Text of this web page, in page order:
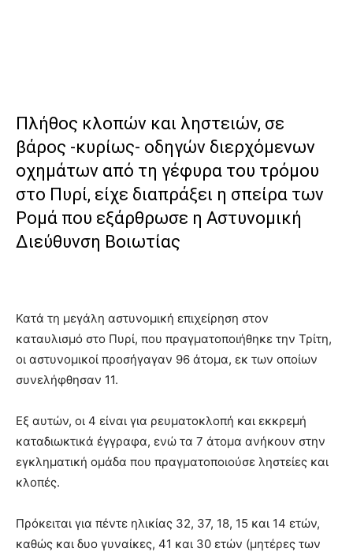
Πλήθος κλοπών και ληστειών, σε
βάρος -κυρίως- οδηγών διερχόμενων
οχημάτων από τη γέφυρα του τρόμου
στο Πυρί, είχε διαπράξει η σπείρα των
Ρομά που εξάρθρωσε η Αστυνομική
Διεύθυνση Βοιωτίας
Κατά τη μεγάλη αστυνομική επιχείρηση στον
καταυλισμό στο Πυρί, που πραγματοποιήθηκε την Τρίτη,
οι αστυνομικοί προσήγαγαν 96 άτομα, εκ των οποίων
συνελήφθησαν 11.
Εξ αυτών, οι 4 είναι για ρευματοκλοπή και εκκρεμή
καταδιωκτικά έγγραφα, ενώ τα 7 άτομα ανήκουν στην
εγκληματική ομάδα που πραγματοποιούσε ληστείες και
κλοπές.
Πρόκειται για πέντε ηλικίας 32, 37, 18, 15 και 14 ετών,
καθώς και δυο γυναίκες, 41 και 30 ετών (μητέρες των